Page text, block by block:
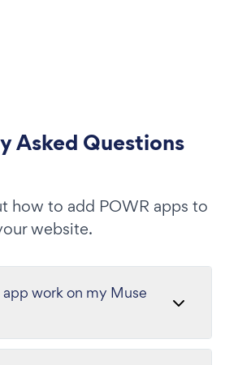
Asked Questions
how to add POWR apps to
website.
work on my Muse